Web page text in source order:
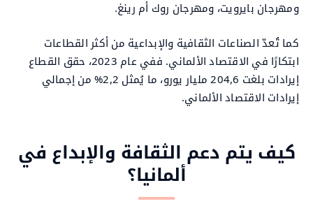
ومهرجان بايرويت، ومهرجان روك أم رينغ.
كما تُعدّ الصناعات الثقافية والإبداعية من أكثر القطاعات
ابتكارًا في الاقتصاد الألماني. ففي عام 2023، حقق القطاع
إيرادات بلغت 204,6 مليار يورو، ما يُمثل 2,2% من إجمالي
إيرادات الاقتصاد الألماني.
كيف يتم دعم الثقافة والإبداع في
ألمانيا؟